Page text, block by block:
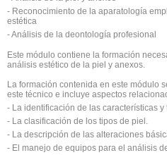
- Reconocimiento de la aparatología
estética
- Análisis de la deontología profesional
Este módulo contiene la formación
análisis estético de la piel y anexos.
La formación contenida en este módulo
este técnico e incluye aspectos
- La identificación de las características y
- La clasificación de los tipos de piel.
- La descripción de las alteraciones
- El manejo de equipos para el análisis